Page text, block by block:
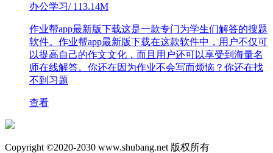
办公学习/113.14M
作业帮app最新版下载这是一款专门为学生们解答的搜题
软件。作业帮app最新版下载在这款软件中，用户不仅可
以提高自己的作文文化，而且用户还可以享受到海量名
师在线解答。你还在因为作业不会写而烦恼？你还在找
不到习题
查看
Copyright ©2020-2030 www.shubang.net 版权所有